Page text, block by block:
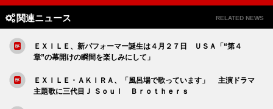
関連ニュース RELATED NEWS
ＥＸＩＬＥ、新パフォーマー誕生は４月２７日 ＵＳＡ「“第４
章”の幕開けの瞬間を楽しみにして」
ＥＸＩＬＥ・ＡＫＩＲＡ、「風呂場で歌っています」 主演ドラマ
主題歌に三代目Ｊ Ｓｏｕｌ Ｂｒｏｔｈｅｒｓ